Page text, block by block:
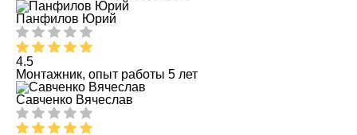
Панфилов Юрий
4.5
Монтажник, опыт работы 5 лет
Савченко Вячеслав